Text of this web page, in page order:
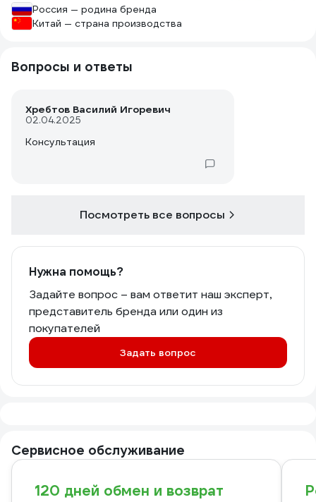
Россия — родина бренда
Китай — страна производства
Вопросы и ответы
Хребтов Василий Игоревич
02.04.2025
Консультация
Посмотреть все вопросы
Нужна помощь?
Задайте вопрос – вам ответит наш эксперт,
представитель бренда или один из
покупателей
Задать вопрос
Сервисное обслуживание
120 дней обмен и возврат